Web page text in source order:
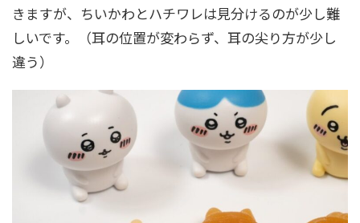
きますが、ちいかわとハチワレは見分けるのが少し難
しいです。（耳の位置が変わらず、耳の尖り方が少し
違う）